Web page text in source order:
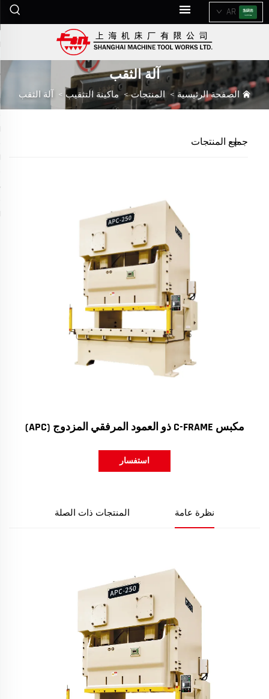
AR
آلة الثقب
الصفحة الرئيسية >المنتجات>ماكينة التثقيب > آلة الثقب
جميع المنتجات
مكبس C-FRAME ذو العمود المرفقي المزدوج (APC)
استفسار
نظرة عامة المنتجات ذات الصلة